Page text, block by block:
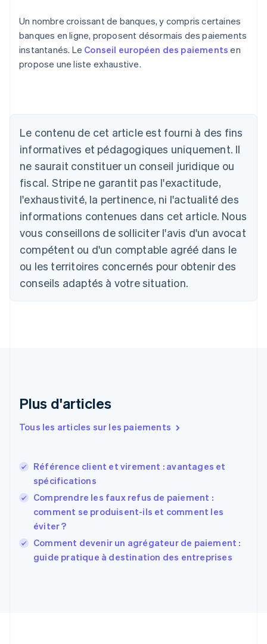
Un nombre croissant de banques, y compris certaines
banques en ligne, proposent désormais des paiements
instantanés. Le Conseil européen des paiementsen
propose une liste exhaustive.
Le contenu de cet article est fourni à des fins
informatives et pédagogiques uniquement. Il
ne saurait constituer un conseil juridique ou
fiscal. Stripe ne garantit pas l'exactitude,
l'exhaustivité, la pertinence, ni l'actualité des
informations contenues dans cet article. Nous
vous conseillons de solliciter l'avis d'un avocat
compétent ou d'un comptable agréé dans le
ou les territoires concernés pour obtenir des
conseils adaptés à votre situation.
Plus d'articles
Tous les articles sur les paiements
Référence client et virement : avantages et
spécifications
Comprendre les faux refus de paiement :
comment se produisent-ils et comment les
éviter ?
Comment devenir un agrégateur de paiement :
guide pratique à destination des entreprises
DeutschEnglish
English
Autriche
Deutsch English
Belgique
NederlandsFrançaisDeutschEnglish
Brésil
Bulgarie
English
Canada
English Français
Chine continentale
Espagne
Estonie
EnglishEspañol简体中文
Finlande
English Svenska
France
FrançaisEnglish
Gibraltar
English
Grèce
English